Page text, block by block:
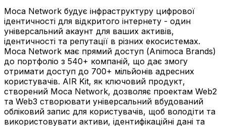
Moca Network будує інфраструктуру цифрової
ідентичності для відкритого інтернету - один
універсальний акаунт для ваших активів,
ідентичності та репутації в різних екосистемах.
Moca Network має прямий доступ (Animoca Brands)
до портфоліо з 540+ компаній, що дає змогу
отримати доступ до 700+ мільйонів адресних
користувачів. AIR Kit, як ключовий продукт,
створений Moca Network, дозволяє проектам Web2
та Web3 створювати універсальний вбудований
обліковий запис для користувачів, щоб володіти та
використовувати активи, ідентифікаційні дані та